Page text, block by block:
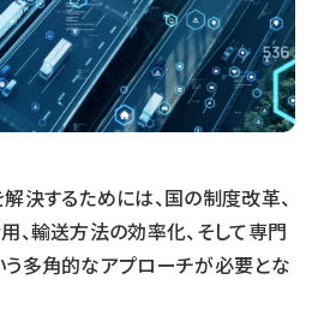
決するためには、国の制度改革、
、輸送方法の効率化、そして専門
多角的なアプローチが必要とな